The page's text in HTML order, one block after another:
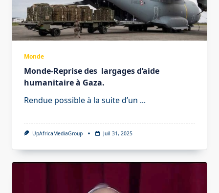
Monde
Monde-Reprise des largages d’aide
humanitaire à Gaza.
Rendue possible à la suite d’un ...
UpAfricaMediaGroup Juil 31, 2025